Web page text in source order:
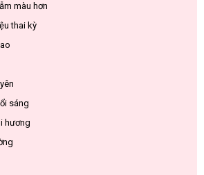
màu hơn
thai kỳ
sáng
hương